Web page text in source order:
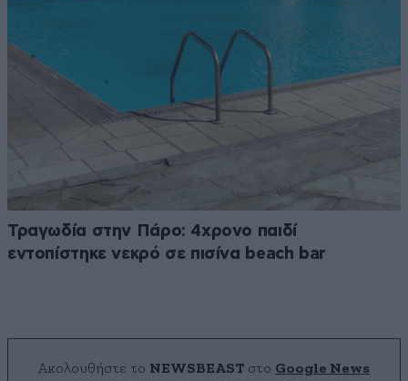
Τραγωδία στην Πάρο: 4χρονο παιδί
εντοπίστηκε νεκρό σε πισίνα beach bar
Ακολουθήστε το NEWSBEAST στο Google News